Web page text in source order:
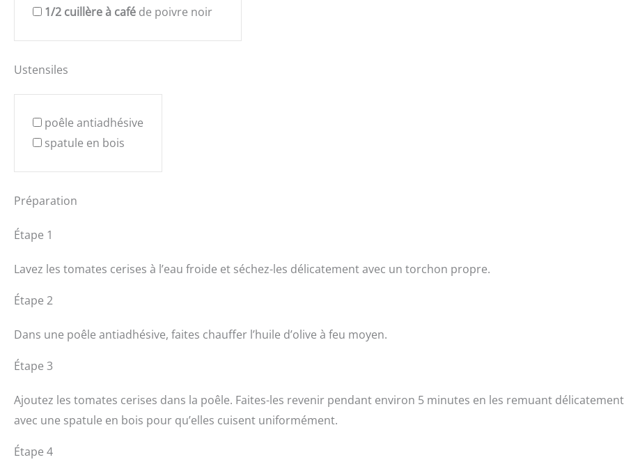
1/2 cuillère à café de poivre noir
Ustensiles
poêle antiadhésive
spatule en bois
Préparation
Étape 1
Lavez les tomates cerises à l’eau froide et séchez-les délicatement avec un torchon propre.
Étape 2
Dans une poêle antiadhésive, faites chauffer l’huile d’olive à feu moyen.
Étape 3
Ajoutez les tomates cerises dans la poêle. Faites-les revenir pendant environ 5 minutes en les remuant délicatement
avec une spatule en bois pour qu’elles cuisent uniformément.
Étape 4